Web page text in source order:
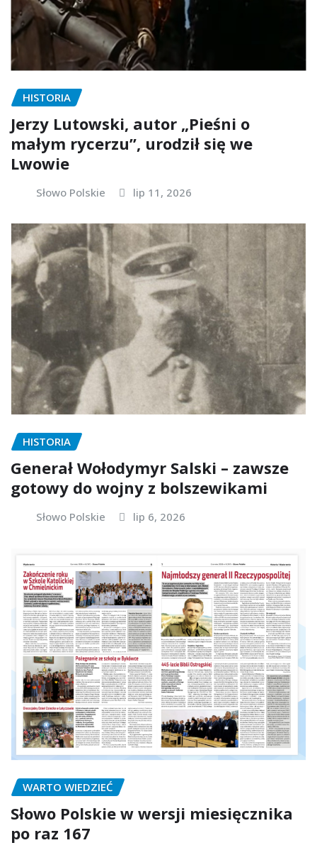
HISTORIA
Jerzy Lutowski, autor „Pieśni o
małym rycerzu”, urodził się we
Lwowie
Słowo Polskie lip 11, 2026
HISTORIA
Generał Wołodymyr Salski – zawsze
gotowy do wojny z bolszewikami
Słowo Polskie lip 6, 2026
WARTO WIEDZIEĆ
Słowo Polskie w wersji miesięcznika
po raz 167